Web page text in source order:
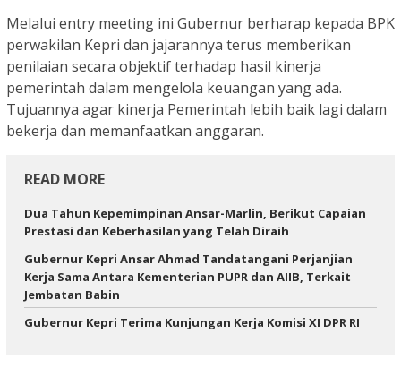
Melalui entry meeting ini Gubernur berharap kepada BPK
perwakilan Kepri dan jajarannya terus memberikan
penilaian secara objektif terhadap hasil kinerja
pemerintah dalam mengelola keuangan yang ada.
Tujuannya agar kinerja Pemerintah lebih baik lagi dalam
bekerja dan memanfaatkan anggaran.
READ MORE
Dua Tahun Kepemimpinan Ansar-Marlin, Berikut Capaian
Prestasi dan Keberhasilan yang Telah Diraih
Gubernur Kepri Ansar Ahmad Tandatangani Perjanjian
Kerja Sama Antara Kementerian PUPR dan AIIB, Terkait
Jembatan Babin
Gubernur Kepri Terima Kunjungan Kerja Komisi XI DPR RI